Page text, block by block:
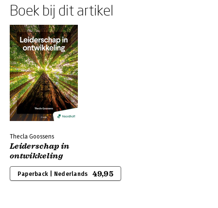
Boek bij dit artikel
Thecla Goossens
Leiderschap in
ontwikkeling
Paperback | Nederlands 49,95